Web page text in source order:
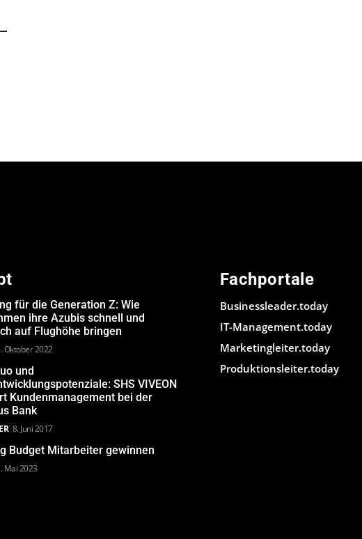
für die Generation Z: Wie
ihre Azubis schnell und
auf Flughöhe bringen
Oktober 2022
und
SHS VIVEON
Kundenmanagement bei der
Bank
8. Juni 2017
Budget Mitarbeiter gewinnen
Mai 2023
Fachportale
Businessleader.today
IT-Management.today
Marketingleiter.today
Produktionsleiter.today